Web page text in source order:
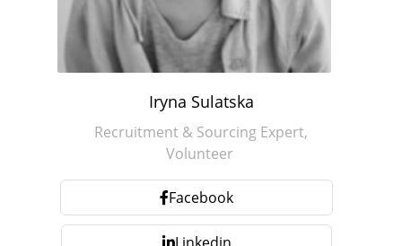
Iryna Sulatska
Recruitment & Sourcing Expert,
Volunteer
Facebook